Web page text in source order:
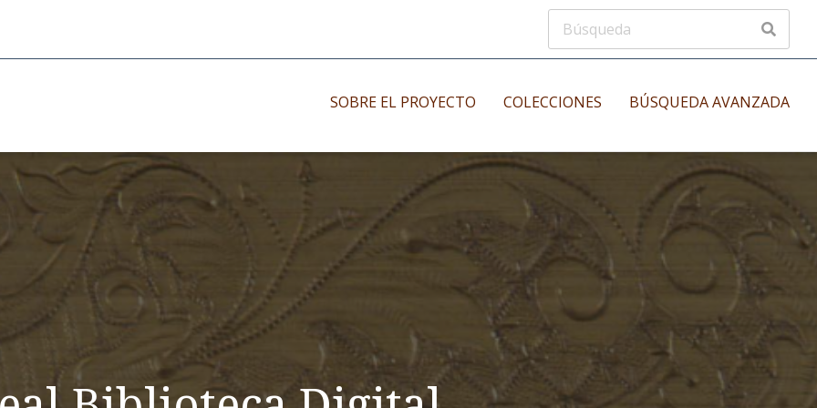
SOBRE EL PROYECTO COLECCIONES
Impresos antiguos
Impresos modernos
Impresos menores
Manuscritos musicales
BÚSQUEDA AVANZADA